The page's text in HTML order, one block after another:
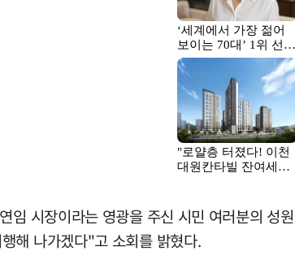
임 시장이라는 영광을 주신 시민 여러분의
해 나가겠다"고 소회를 밝혔다.